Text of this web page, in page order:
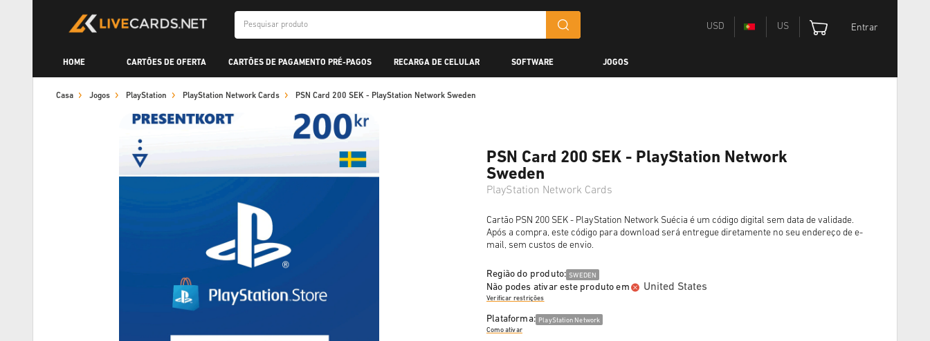
USD US Entrar
HOME CARTÕES DE OFERTA CARTÕES DE PAGAMENTO PRÉ-PAGOS RECARGA DE CELULAR SOFTWARE JOGOS
Casa Jogos PlayStation PlayStation Network Cards PSN Card 200 SEK - PlayStation Network Sweden
PSN Card 200 SEK - PlayStation Network
Sweden
PlayStation Network Cards
Cartão PSN 200 SEK - PlayStation Network Suécia é um código digital sem data de validade.
Após a compra, este código para download será entregue diretamente no seu endereço de e-
mail, sem custos de envio.
Região do produto: SWEDEN
Não podes ativar este produto em United States
Verificar restrições
Plataforma: PlayStation Network
Como ativar